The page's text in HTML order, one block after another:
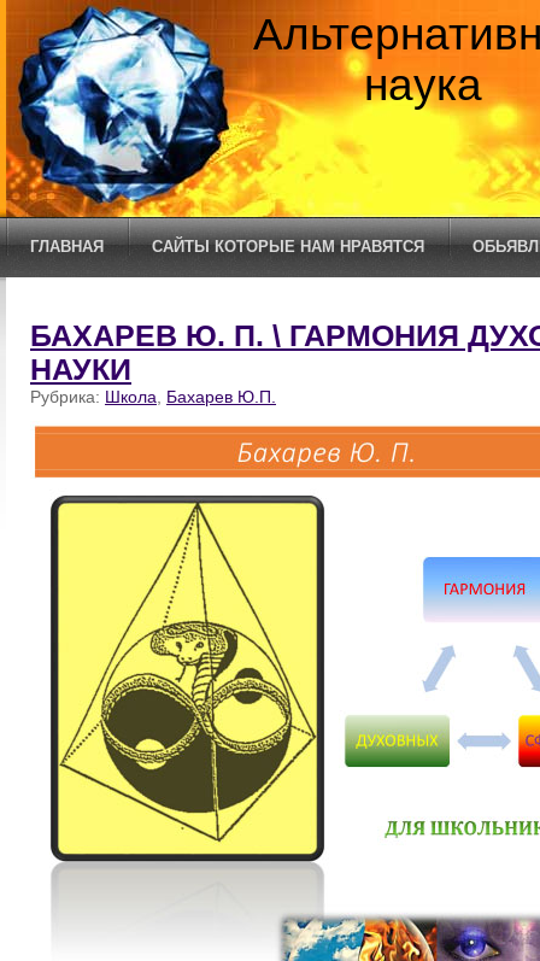
наука
ГЛАВНАЯ САЙТЫ КОТОРЫЕ НАМ НРАВЯТСЯ
БАХАРЕВ Ю. П. \ ГАРМОНИЯ
НАУКИ
Рубрика: Школа Бахарев Ю.П.